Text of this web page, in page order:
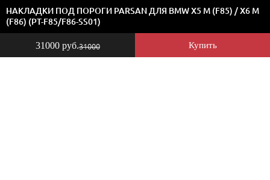
31000 руб.31000 Купить
НАКЛАДКИ ПОД ПОРОГИ PARSAN ДЛЯ BMW X5 M (F85) / X6 M
(F86) (PT-F85/F86-SS01)